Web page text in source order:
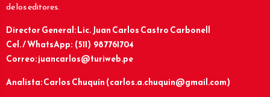
de los editores.
Director General: Lic.Juan Carlos Castro Carbonell
Cel. / WhatsApp: (511) 987761704
Correo: juancarlos@turiweb.pe
Analista: Carlos Chuquín (carlos.a.chuquin@gmail.com)